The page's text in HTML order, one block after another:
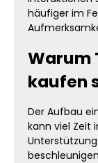
häufiger im
Warum
kaufen
Der Aufbau
kann viel Zeit